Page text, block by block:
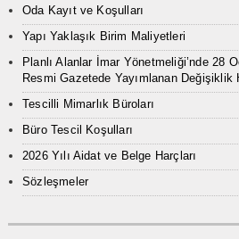
Oda Kayıt ve Koşulları
Yapı Yaklaşık Birim Maliyetleri
Planlı Alanlar İmar Yönetmeliği’nde 28
Resmi Gazetede Yayımlanan Değişiklik
Tescilli Mimarlık Büroları
Büro Tescil Koşulları
2026 Yılı Aidat ve Belge Harçları
Sözleşmeler